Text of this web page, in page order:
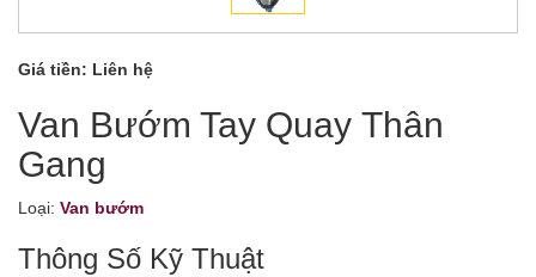
Giá tiền: Liên hệ
Van Bướm Tay Quay Thân
Gang
Loại: Van bướm
Thông Số Kỹ Thuật